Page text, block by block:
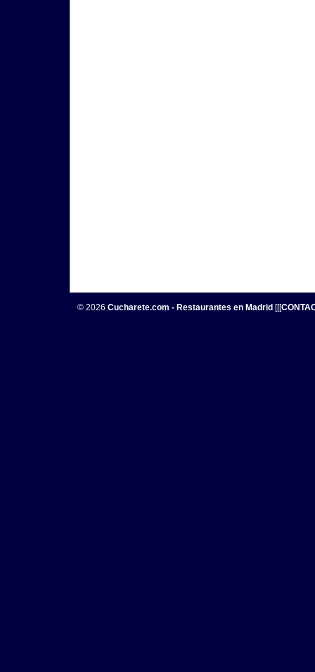
© 2026 Cucharete.com - Restaurantes en Madrid [[[